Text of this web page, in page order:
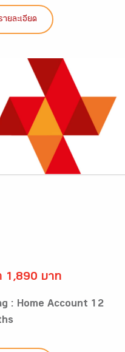
ายละเอียด
1,890 บาท
: Home Account 12